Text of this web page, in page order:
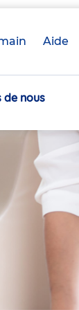
Aide
de nous